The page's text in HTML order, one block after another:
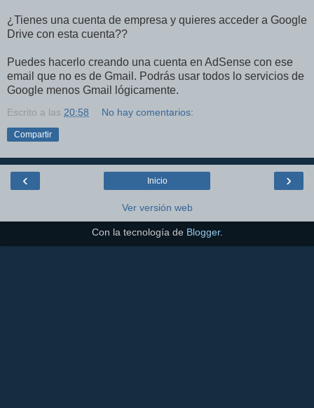
¿Tienes una cuenta de empresa y quieres acceder a Google
Drive con esta cuenta??
Puedes hacerlo creando una cuenta en AdSense con ese
email que no es de Gmail. Podrás usar todos lo servicios de
Google menos Gmail lógicamente.
Escrito a las 20:58 No hay comentarios:
Compartir
‹ ›
Inicio
Ver versión web
Con la tecnología de Blogger.